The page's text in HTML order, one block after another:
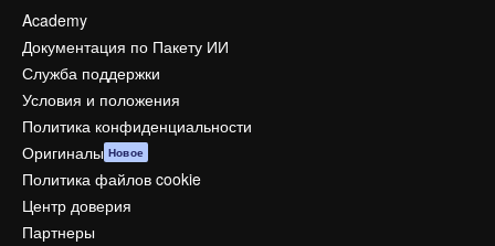
Academy
Документация по Пакету ИИ
Служба поддержки
Условия и положения
Политика конфиденциальности
Оригиналы Новое
Политика файлов cookie
Центр доверия
Партнеры